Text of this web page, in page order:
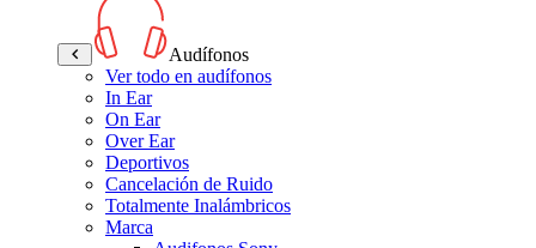
Audífonos
Ver todo en audífonos
In Ear
On Ear
Over Ear
Deportivos
Cancelación de Ruido
Totalmente Inalámbricos
Marca